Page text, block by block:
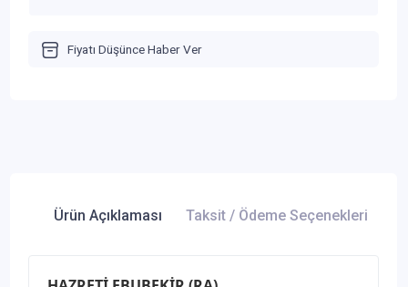
Fiyatı Düşünce Haber Ver
Ürün Açıklaması Taksit / Ödeme Seçenekleri